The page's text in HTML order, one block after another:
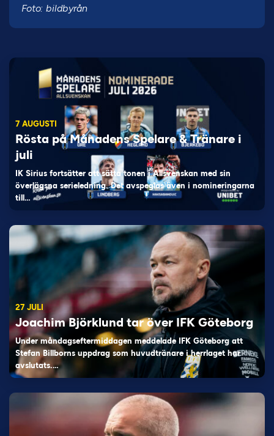
Foto: bildbyrån
7 AUGUSTI
Rösta på Månadens Spelare & Tränare i
juli
IK Sirius fortsätter att sätta tonen i Allsvenskan med sin
överlägsna serieledning. Det avspeglas även i nomineringarna
till…
27 JULI
Joachim Björklund tar över IFK Göteborg
Under måndagseftermiddagen meddelade IFK Göteborg att
Stefan Billborns uppdrag som huvudtränare i herrlaget har
avslutats.…